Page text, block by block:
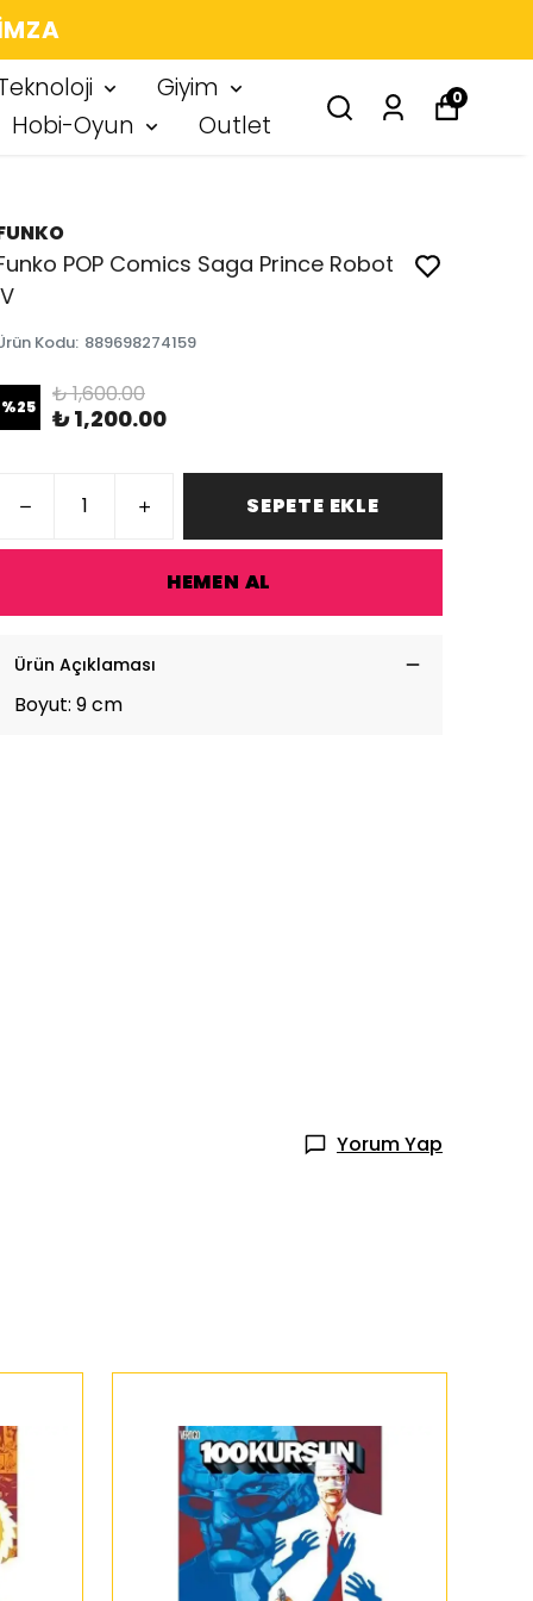
Giyim
Hobi-Oyun Outlet
0
POP Comics Saga Prince Robot
Kodu: 889698274159
%25 ₺ 1,600.00
₺ 1,200.00
SEPETE EKLE
HEMEN AL
Ürün Açıklaması
Boyut: 9 cm
Yorum Yap